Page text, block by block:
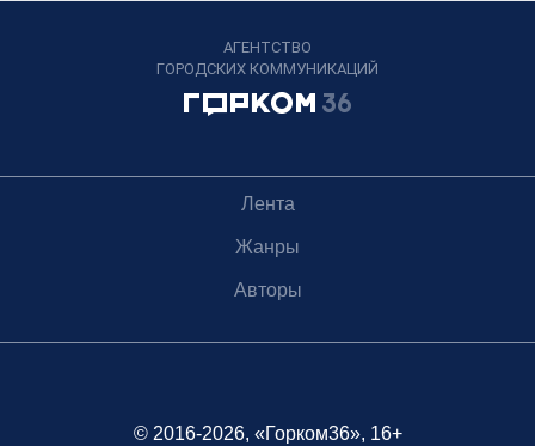
АГЕНТСТВО
ГОРОДСКИХ КОММУНИКАЦИЙ
Лента
Жанры
Авторы
© 2016-2026, «Горком36», 16+